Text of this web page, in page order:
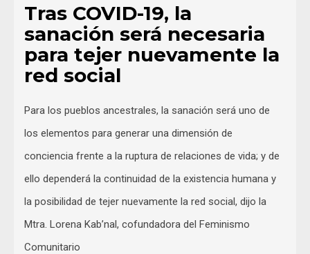
Tras COVID-19, la
sanación será necesaria
para tejer nuevamente la
red social
Para los pueblos ancestrales, la sanación será uno de
los elementos para generar una dimensión de
conciencia frente a la ruptura de relaciones de vida; y de
ello dependerá la continuidad de la existencia humana y
la posibilidad de tejer nuevamente la red social, dijo la
Mtra. Lorena Kab’nal, cofundadora del Feminismo
Comunitario